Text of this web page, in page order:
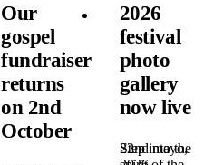
Our
gospel
fundraiser
returns
on 2nd
October
2026
festival
photo
gallery
now live
22nd mayo,
Step into the